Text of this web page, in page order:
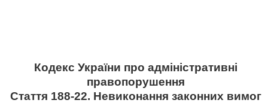
Кодекс України про адміністративні
правопорушення
Стаття 188-22. Невиконання законних вимог